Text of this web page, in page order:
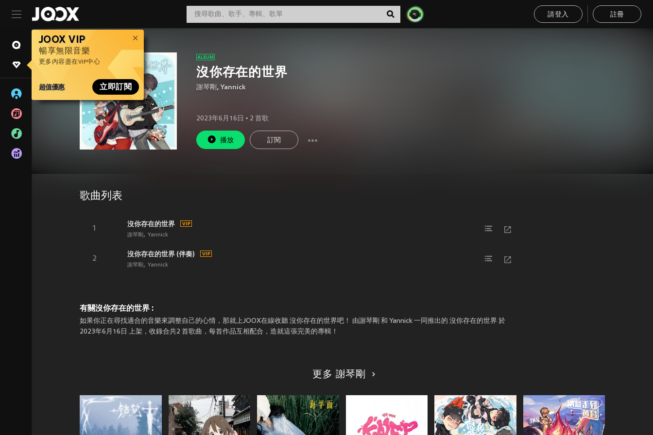
請登入 註冊
JOOX VIP
暢享無限音樂
更多內容盡在VIP中心
超值優惠 立即訂閱
沒你存在的世界
謝琴剛 , Yannick
2023年6月16日 • 2 首歌
播放 訂閱
歌曲列表
1
沒你存在的世界
謝琴剛 Yannick
2
沒你存在的世界 (伴奏)
謝琴剛 Yannick
有關沒你存在的世界 :
如果你正在尋找適合的音樂來調整自己的心情，那就上JOOX在線收聽 沒你存在的世界吧！ 由謝琴剛 和 Yannick 一同推出的 沒你存在的世界 於
2023年6月16日 上架，收錄合共2 首歌曲，每首作品互相配合，造就這張完美的專輯！
更多 謝琴剛